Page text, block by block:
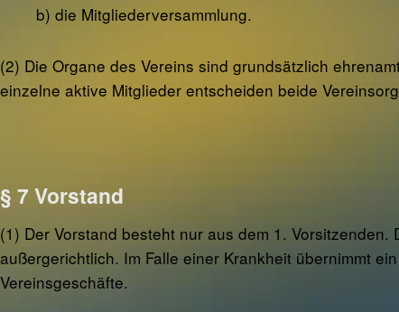
b) die Mitgliederversammlung.
(2) Die Organe des Vereins sind grundsätzlich
einzelne aktive Mitglieder entscheiden beide
§ 7 Vorstand
(1) Der Vorstand besteht nur aus dem 1.
außergerichtlich. Im Falle einer Krankheit übernimmt
Vereinsgeschäfte.